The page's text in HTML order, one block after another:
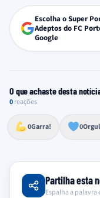
Escolha o Super
Adeptos do FC
Google
O que achaste desta
0reações
0Garra!
Esforço, 0
Lealdade, amor
Impressionante,
Reação de
Excelência, destaque,
Partilha esta
Espalha a